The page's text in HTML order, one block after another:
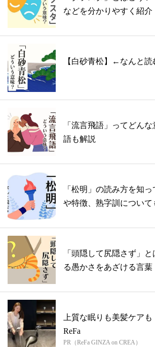
などを分かりやすく紹介
【白砂青松】←なんと読
「流言飛語」ってどん
語も解説
「松明」の読み方を知
や特徴、熟字訓について
「頭隠して尻隠さず」
る愚かさをあざける言
上質な眠りも美髪ケア
ReFa
PR（ReFa GINZA on CREA）